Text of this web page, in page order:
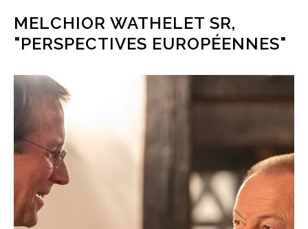
MELCHIOR WATHELET SR,
"PERSPECTIVES EUROPÉENNES"